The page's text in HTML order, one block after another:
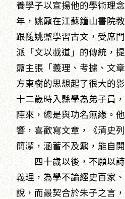
養學子以宣揚他的學術理
年，姚鼐在江蘇鐘山書院
跟隨姚鼐學習古文，受席
派「文以載道」的傳統，
鼐主張「義理、考據、文
方東樹的思想起了很大的
十二歲時入縣學為弟子員
陣來，總是與功名無緣。
響，喜歡寫文章，《清史
簡潔，涵蓄不及鼐，能自
四十歲以後，不願以詩
義理，為學不論經史百家
說，而最契合於朱子之言